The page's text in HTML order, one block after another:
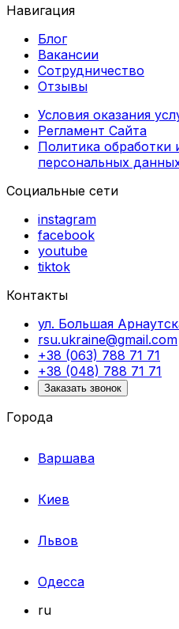
Навигация
Блог
Вакансии
Сотрудничество
Отзывы
Условия оказания
Регламент Сайта
Политика обработки
персональных
Социальные сети
instagram
facebook
youtube
tiktok
Контакты
ул. Большая
rsu.ukraine@gmail.com
+38 (063) 788 71 71
+38 (048) 788 71 71
Заказать звонок
Города
Варшава
Киев
Львов
Одесса
ru